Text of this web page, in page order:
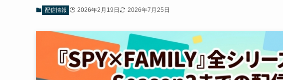
配信情報 2026年2月19日 2026年7月25日